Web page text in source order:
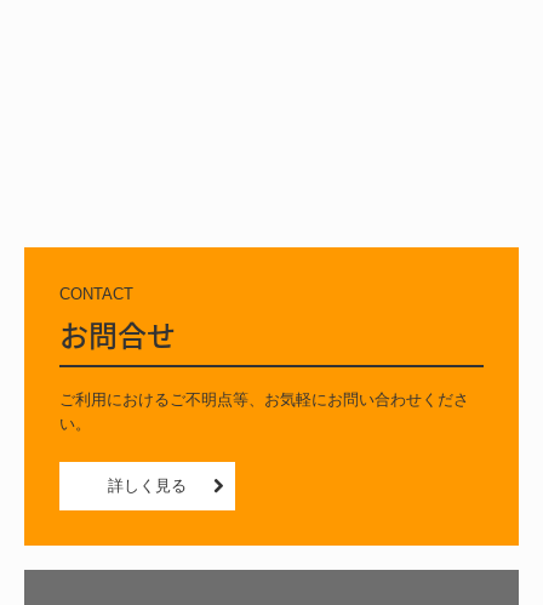
CONTACT
お問合せ
ご利用におけるご不明点等、お気軽にお問い合わせくださ
い。
詳しく見る